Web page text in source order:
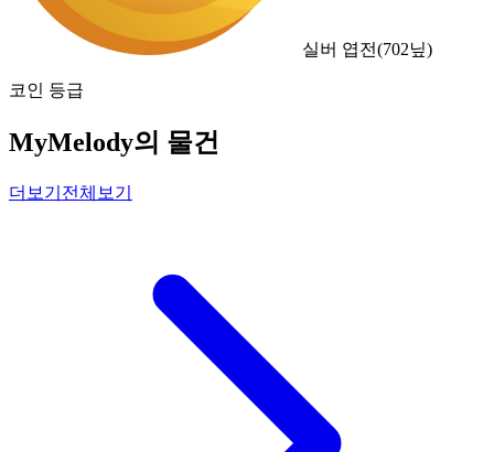
실버 엽전(702닢)
코인 등급
MyMelody의 물건
더보기 전체보기